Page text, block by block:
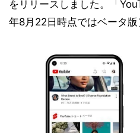
をリリースしました。「
年8月22日時点ではベータ版